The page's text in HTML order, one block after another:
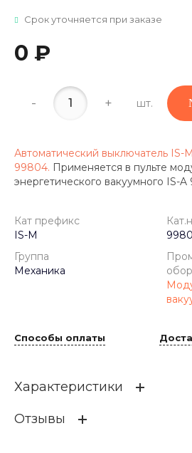
Срок уточняется при заказе
0 ₽
- + шт.
Автоматический выключатель IS-M
99804. Применяется в пульте
энергетического вакуумного IS-A
Кат префикс
IS-M
Группа
Механика
Способы оплаты
Характеристики
Кат префикс
Отзывы